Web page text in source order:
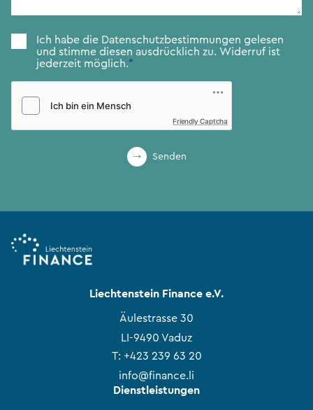
Zustimmung*
Ich habe die Datenschutzbestimmungen gelesen
und stimme diesen ausdrücklich zu. Widerruf ist
jederzeit möglich.*
Friendly Captcha
Senden
Liechtenstein Finance e.V.
Äulestrasse 30
LI-9490 Vaduz
T: +423 239 63 20
info@finance.li
Dienstleistungen